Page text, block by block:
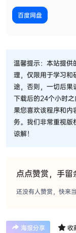
百度网盘
温馨提示：本站提供
理，仅限用于学习和
途，否则，一切后果
下载后的24个小时
果您喜欢该程序和内
务。我们非常重视版
谅解！
点点赞赏，手留
还没有人赞赏，快来
海报分享 收